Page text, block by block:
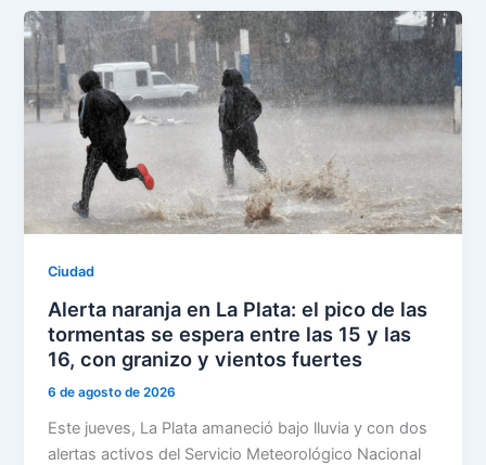
Ciudad
Alerta naranja en La Plata: el pico de las
tormentas se espera entre las 15 y las
16, con granizo y vientos fuertes
6 de agosto de 2026
Este jueves, La Plata amaneció bajo lluvia y con dos
alertas activos del Servicio Meteorológico Nacional